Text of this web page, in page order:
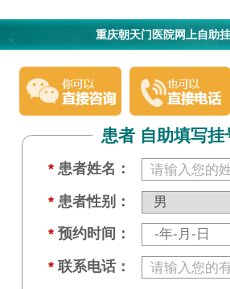
重庆朝天门医院网上自助
患者 自助填写挂
* 患者姓名：
* 患者性别：
* 预约时间：
* 联系电话：